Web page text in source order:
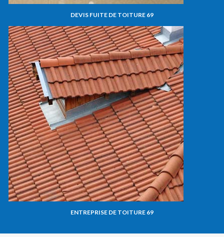
DEVIS FUITE DE TOITURE 69
ENTREPRISE DE TOITURE 69